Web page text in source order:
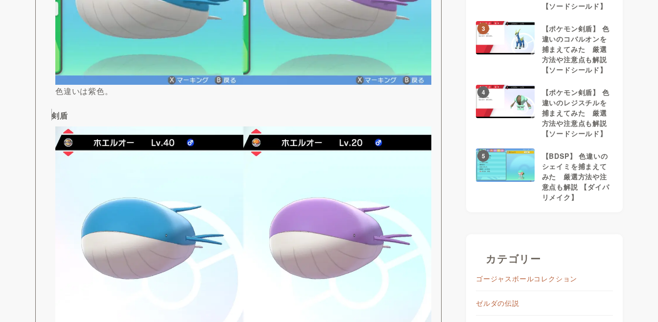
色違いは紫色。
剣盾
【ソードシールド】
3
【ポケモン剣盾】 色
違いのコバルオンを
捕まえてみた 厳選
方法や注意点も解説
【ソードシールド】
4
【ポケモン剣盾】 色
違いのレジスチルを
捕まえてみた 厳選
方法や注意点も解説
【ソードシールド】
5
【BDSP】 色違いの
シェイミを捕まえて
みた 厳選方法や注
意点も解説 【ダイパ
リメイク】
カテゴリー
ゴージャスボールコレクション
ゼルダの伝説